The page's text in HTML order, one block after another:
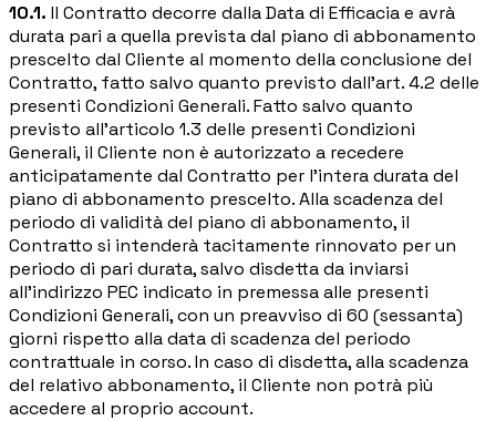
10.1. Il Contratto decorre dalla Data di Efficacia e avrà
durata pari a quella prevista dal piano di abbonamento
prescelto dal Cliente al momento della conclusione del
Contratto, fatto salvo quanto previsto dall'art. 4.2 delle
presenti Condizioni Generali. Fatto salvo quanto
previsto all'articolo 1.3 delle presenti Condizioni
Generali, il Cliente non è autorizzato a recedere
anticipatamente dal Contratto per l'intera durata del
piano di abbonamento prescelto. Alla scadenza del
periodo di validità del piano di abbonamento, il
Contratto si intenderà tacitamente rinnovato per un
periodo di pari durata, salvo disdetta da inviarsi
all'indirizzo PEC indicato in premessa alle presenti
Condizioni Generali, con un preavviso di 60 (sessanta)
giorni rispetto alla data di scadenza del periodo
contrattuale in corso. In caso di disdetta, alla scadenza
del relativo abbonamento, il Cliente non potrà più
accedere al proprio account.